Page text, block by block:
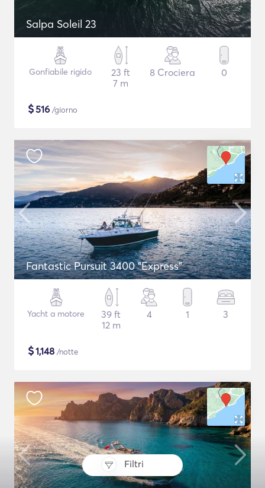
Filtri
Salpa Soleil 23
Gonfiabile rigido
23 ft
7 m
8 Crociera 0
$516 /giorno
Fantastic Pursuit 3400 "Express"
Yacht a motore
39 ft
12 m
4 1 3
$1,148 /notte